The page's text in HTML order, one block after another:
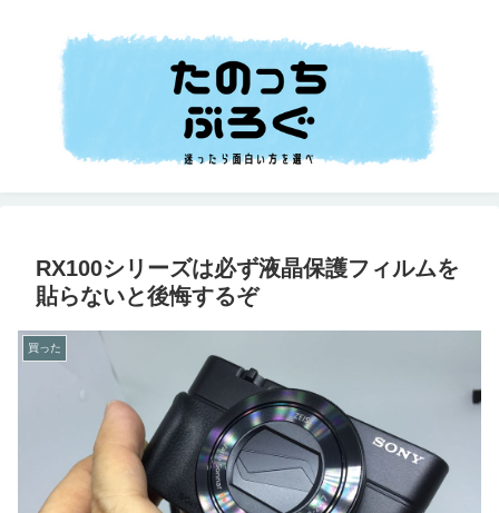
RX100シリーズは必ず液晶保護フィルムを
貼らないと後悔するぞ
買った